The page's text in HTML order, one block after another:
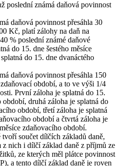
poslední známá daňová povinnost
daňová povinnost přesáhla 30
Kč, platí zálohy na daň na
% poslední známé daňové
do 15. dne šestého měsíce
do 15. dne dvanáctého
daňová povinnost přesáhla 150
období, a to ve výši 1/4
První záloha je splatná do 15.
druhá záloha je splatná do
období, třetí záloha je splatná
období a čtvrtá záloha je
zdaňovacího období.
součet dílčích základů daně,
nich i dílčí základ daně z příjmů ze
ze kterých měl plátce povinnost
a tento dílčí základ daně je roven